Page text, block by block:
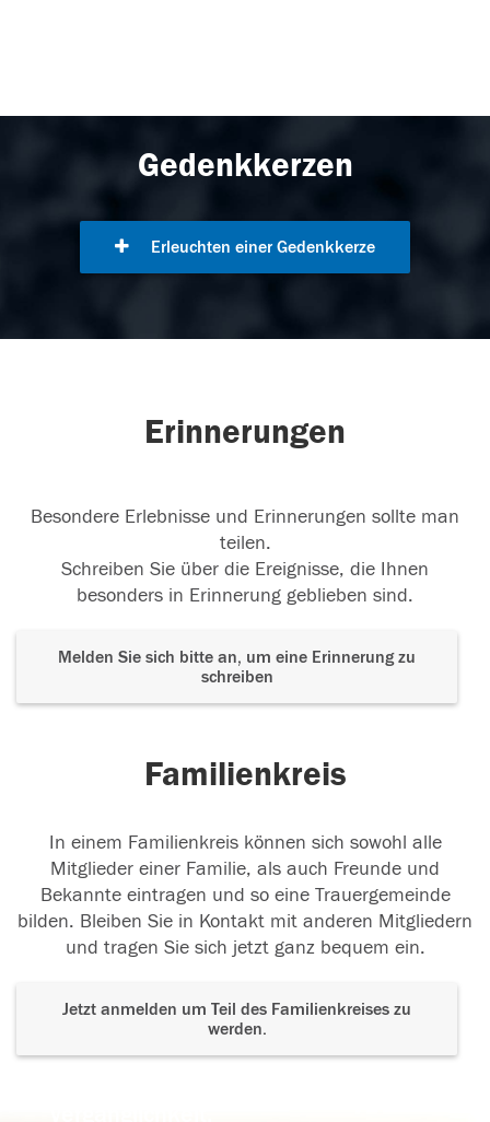
Gedenkkerzen
Erleuchten einer Gedenkkerze
Erinnerungen
Besondere Erlebnisse und Erinnerungen sollte man
teilen.
Schreiben Sie über die Ereignisse, die Ihnen
besonders in Erinnerung geblieben sind.
Melden Sie sich bitte an, um eine Erinnerung zu
schreiben
Familienkreis
In einem Familienkreis können sich sowohl alle
Mitglieder einer Familie, als auch Freunde und
Bekannte eintragen und so eine Trauergemeinde
bilden. Bleiben Sie in Kontakt mit anderen Mitgliedern
und tragen Sie sich jetzt ganz bequem ein.
Jetzt anmelden um Teil des Familienkreises zu
werden.